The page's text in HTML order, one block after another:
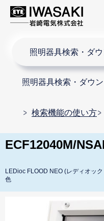
照明器具検索・ダ
照明器具検索・ダウ
検索機能の使い方
ECF12040M/
LEDioc FLOOD NEO (レディオッ
色